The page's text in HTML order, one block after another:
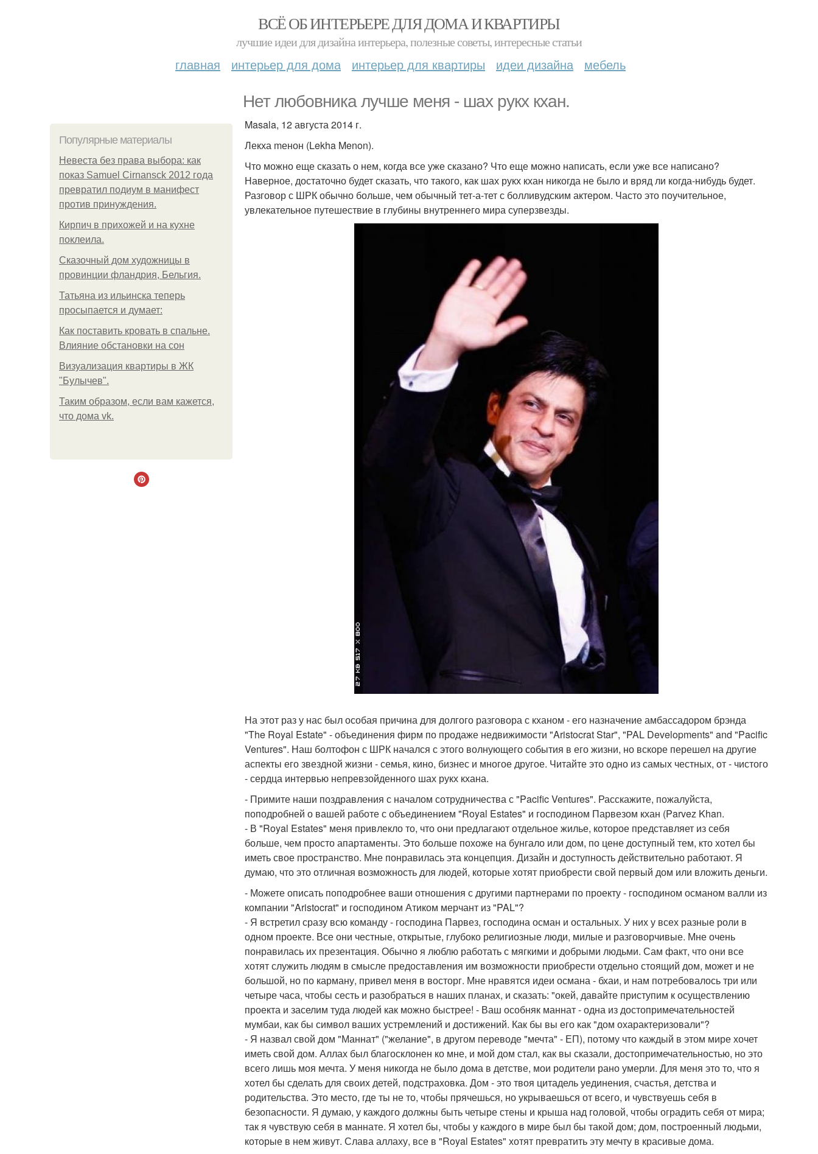
ВСЁ ОБ ИНТЕРЬЕРЕ ДЛЯ ДОМА И КВАРТИРЫ
лучшие идеи для дизайна интерьера, полезные советы, интересные статьи
главная интерьер для дома интерьер для квартиры идеи дизайна мебель
Нет любовника лучше меня - шах рукх кхан.
Популярные материалы
Невеста без права выбора: как
показ Samuel Cirnansck 2012 года
превратил подиум в манифест
против принуждения.
Кирпич в прихожей и на кухне
поклеила.
Сказочный дом художницы в
провинции фландрия, Бельгия.
Татьяна из ильинска теперь
просыпается и думает:
Как поставить кровать в спальне.
Влияние обстановки на сон
Визуализация квартиры в ЖК
"Булычев".
Таким образом, если вам кажется,
что дома vk.
Masala, 12 августа 2014 г.
Лекха mенон (Lekha Menon).
Что можно еще сказать о нем, когда все уже сказано? Что еще можно написать, если уже все написано?
Наверное, достаточно будет сказать, что такого, как шах рукх кхан никогда не было и вряд ли когда-нибудь будет.
Разговор с ШРК обычно больше, чем обычный тет-а-тет с болливудским актером. Часто это поучительное,
увлекательное путешествие в глубины внутреннего мира суперзвезды.
На этот раз у нас был особая причина для долгого разговора с кханом - его назначение амбассадором брэнда
"The Royal Estate" - объединения фирм по продаже недвижимости "Aristocrat Star", "PAL Developments" and "Pacific
Ventures". Наш болтофон с ШРК начался с этого волнующего события в его жизни, но вскоре перешел на другие
аспекты его звездной жизни - семья, кино, бизнес и многое другое. Читайте это одно из самых честных, от - чистого
- сердца интервью непревзойденного шах рукх кхана.
- Примите наши поздравления с началом сотрудничества с "Pacific Ventures". Расскажите, пожалуйста,
поподробней о вашей работе с объединением "Royal Estates" и господином Парвезом кхан (Parvez Khan.
- В "Royal Estates" меня привлекло то, что они предлагают отдельное жилье, которое представляет из себя
больше, чем просто апартаменты. Это больше похоже на бунгало или дом, по цене доступный тем, кто хотел бы
иметь свое пространство. Мне понравилась эта концепция. Дизайн и доступность действительно работают. Я
думаю, что это отличная возможность для людей, которые хотят приобрести свой первый дом или вложить деньги.
- Можете описать поподробнее ваши отношения с другими партнерами по проекту - господином османом валли из
компании "Aristocrat" и господином Атиком мерчант из "PAL"?
- Я встретил сразу всю команду - господина Парвез, господина осман и остальных. У них у всех разные роли в
одном проекте. Все они честные, открытые, глубоко религиозные люди, милые и разговорчивые. Мне очень
понравилась их презентация. Обычно я люблю работать с мягкими и добрыми людьми. Сам факт, что они все
хотят служить людям в смысле предоставления им возможности приобрести отдельно стоящий дом, может и не
большой, но по карману, привел меня в восторг. Мне нравятся идеи османа - бхаи, и нам потребовалось три или
четыре часа, чтобы сесть и разобраться в наших планах, и сказать: "окей, давайте приступим к осуществлению
проекта и заселим туда людей как можно быстрее! - Ваш особняк маннат - одна из достопримечательностей
мумбаи, как бы символ ваших устремлений и достижений. Как бы вы его как "дом охарактеризовали"?
- Я назвал свой дом "Маннат" ("желание", в другом переводе "мечта" - ЕП), потому что каждый в этом мире хочет
иметь свой дом. Аллах был благосклонен ко мне, и мой дом стал, как вы сказали, достопримечательностью, но это
всего лишь моя мечта. У меня никогда не было дома в детстве, мои родители рано умерли. Для меня это то, что я
хотел бы сделать для своих детей, подстраховка. Дом - это твоя цитадель уединения, счастья, детства и
родительства. Это место, где ты не то, чтобы прячешься, но укрываешься от всего, и чувствуешь себя в
безопасности. Я думаю, у каждого должны быть четыре стены и крыша над головой, чтобы оградить себя от мира;
так я чувствую себя в маннате. Я хотел бы, чтобы у каждого в мире был бы такой дом; дом, построенный людьми,
которые в нем живут. Слава аллаху, все в "Royal Estates" хотят превратить эту мечту в красивые дома.